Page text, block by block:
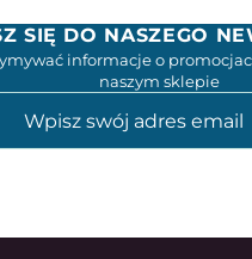
SIĘ DO NASZEGO
informacje o
naszym sklepie